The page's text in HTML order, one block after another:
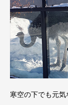
寒空の下でも元